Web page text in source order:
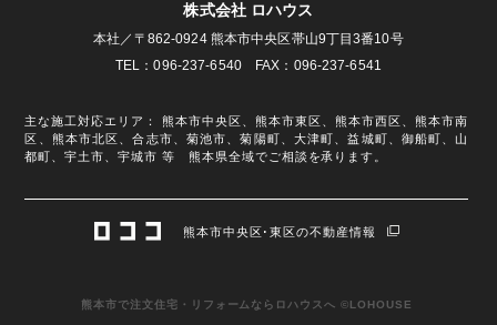
株式会社 ロハウス
本社／〒862-0924 熊本市中央区帯山9丁目3番10号
TEL：096-237-6540 FAX：096-237-6541
主な施工対応エリア： 熊本市中央区、熊本市東区、熊本市西区、熊本市南
区、熊本市北区、合志市、菊池市、菊陽町、大津町、益城町、御船町、山
都町、宇土市、宇城市 等 熊本県全域でご相談を承ります。
熊本市中央区･東区の不動産情報
熊本市で注文住宅・リフォームならロハウスへ ©LOHOUSE